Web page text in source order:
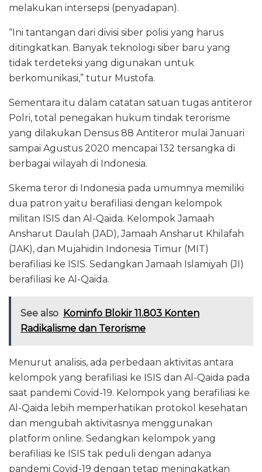
melakukan intersepsi (penyadapan).
“Ini tantangan dari divisi siber polisi yang harus
ditingkatkan. Banyak teknologi siber baru yang
tidak terdeteksi yang digunakan untuk
berkomunikasi,” tutur Mustofa.
Sementara itu dalam catatan satuan tugas antiteror
Polri, total penegakan hukum tindak terorisme
yang dilakukan Densus 88 Antiteror mulai Januari
sampai Agustus 2020 mencapai 132 tersangka di
berbagai wilayah di Indonesia.
Skema teror di Indonesia pada umumnya memiliki
dua patron yaitu berafiliasi dengan kelompok
militan ISIS dan Al-Qaida. Kelompok Jamaah
Ansharut Daulah (JAD), Jamaah Ansharut Khilafah
(JAK), dan Mujahidin Indonesia Timur (MIT)
berafiliasi ke ISIS. Sedangkan Jamaah Islamiyah (JI)
berafiliasi ke Al-Qaida.
See also Kominfo Blokir 11.803 Konten
Radikalisme dan Terorisme
Menurut analisis, ada perbedaan aktivitas antara
kelompok yang berafiliasi ke ISIS dan Al-Qaida pada
saat pandemi Covid-19. Kelompok yang berafiliasi ke
Al-Qaida lebih memperhatikan protokol kesehatan
dan mengubah aktivitasnya menggunakan
platform online. Sedangkan kelompok yang
berafiliasi ke ISIS tak peduli dengan adanya
pandemi Covid-19 dengan tetap meningkatkan